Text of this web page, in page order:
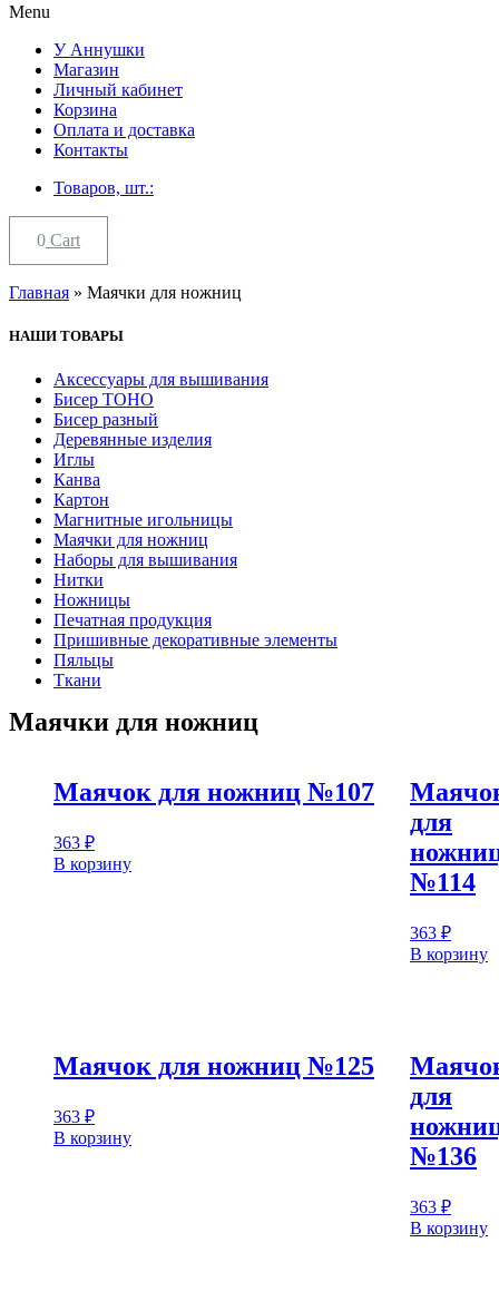
Menu
У Аннушки
Магазин
Личный кабинет
Корзина
Оплата и доставка
Контакты
Товаров, шт.:
0 Cart
Главная » Маячки для ножниц
НАШИ ТОВАРЫ
Аксессуары для вышивания
Бисер TOHO
Бисер разный
Деревянные изделия
Иглы
Канва
Картон
Магнитные игольницы
Маячки для ножниц
Наборы для вышивания
Нитки
Ножницы
Печатная продукция
Пришивные декоративные элементы
Пяльцы
Ткани
Маячки для ножниц
Маячок для ножниц №107
363 ₽
В корзину
для
№114
363 ₽
В корзину
Маячок для ножниц №125
363 ₽
В корзину
для
№136
363 ₽
В корзину